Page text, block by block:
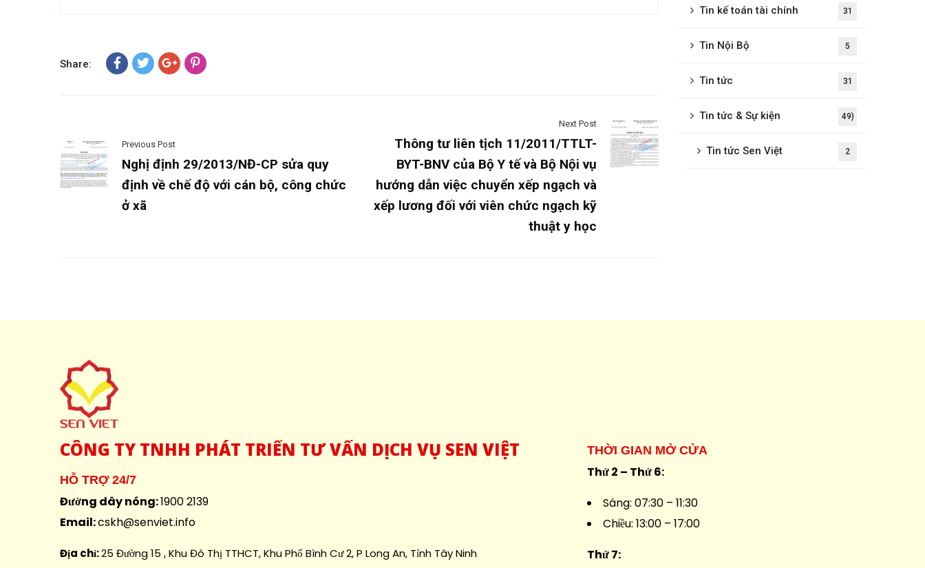
Share:
Previous Post
Nghị định 29/2013/NĐ-CP sửa quy
định về chế độ với cán bộ, công chức
ở xã
Next Post
Thông tư liên tịch 11/2011/TTLT-
BYT-BNV của Bộ Y tế và Bộ Nội vụ
hướng dẫn việc chuyển xếp ngạch và
xếp lương đối với viên chức ngạch kỹ
thuật y học
Tin kế toán tài chính 31
Tin Nội Bộ 5
Tin tức 31
Tin tức & Sự kiện 49)
Tin tức Sen Việt 2
CÔNG TY TNHH PHÁT TRIỂN TƯ VẤN DỊCH VỤ SEN VIỆT
HỖ TRỢ 24/7
Đường dây nóng:1900 2139
Email:cskh@senviet.info
Địa chỉ:25 Đường 15 , Khu Đô Thị TTHCT, Khu Phố Bình Cư 2, P Long An, Tỉnh Tây Ninh
THỜI GIAN MỞ CỬA
Thứ 2 – Thứ 6:
Sáng: 07:30 – 11:30
Chiều: 13:00 – 17:00
Thứ 7: